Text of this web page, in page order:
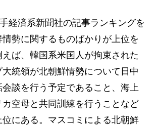
経済系新聞社の記事ランキングを
勢に関するものばかりが上位を
ば、韓国系米国人が拘束された
統領が北朝鮮情勢について日中
談を行う予定であること、海上
カ空母と共同訓練を行うことなど
にある。マスコミによる北朝鮮